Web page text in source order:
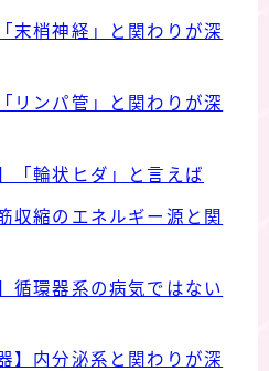
末梢神経」と関わりが深
リンパ管」と関わりが深
「輪状ヒダ」と言えば
収縮のエネルギー源と関
循環器系の病気ではない
】内分泌系と関わりが深